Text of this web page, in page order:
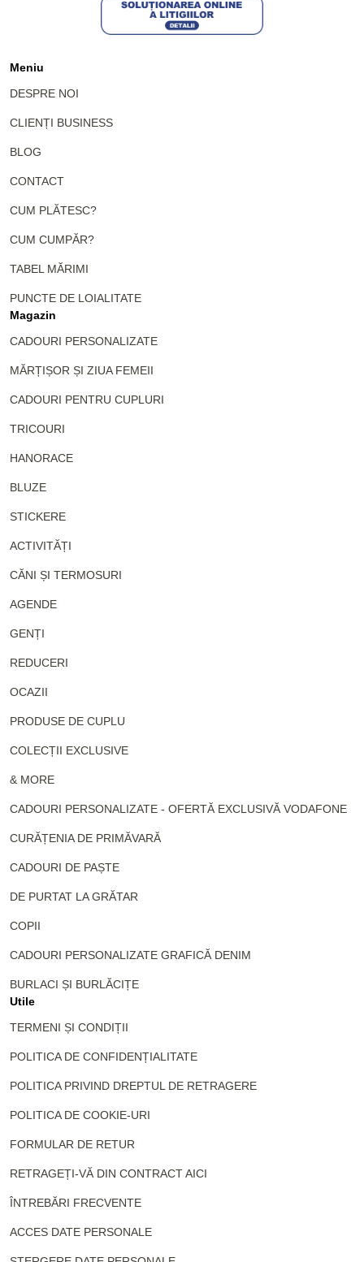
Meniu
DESPRE NOI
CLIENȚI BUSINESS
BLOG
CONTACT
CUM PLĂTESC?
CUM CUMPĂR?
TABEL MĂRIMI
PUNCTE DE LOIALITATE
Magazin
CADOURI PERSONALIZATE
MĂRȚIȘOR ȘI ZIUA FEMEII
CADOURI PENTRU CUPLURI
TRICOURI
HANORACE
BLUZE
STICKERE
ACTIVITĂȚI
CĂNI ȘI TERMOSURI
AGENDE
GENȚI
REDUCERI
OCAZII
PRODUSE DE CUPLU
COLECȚII EXCLUSIVE
& MORE
CADOURI PERSONALIZATE - OFERTĂ EXCLUSIVĂ VODAFONE
CURĂȚENIA DE PRIMĂVARĂ
CADOURI DE PAȘTE
DE PURTAT LA GRĂTAR
COPII
CADOURI PERSONALIZATE GRAFICĂ DENIM
BURLACI ȘI BURLĂCIȚE
Utile
TERMENI ȘI CONDIȚII
POLITICA DE CONFIDENȚIALITATE
POLITICA PRIVIND DREPTUL DE RETRAGERE
POLITICA DE COOKIE-URI
FORMULAR DE RETUR
RETRAGEȚI-VĂ DIN CONTRACT AICI
ÎNTREBĂRI FRECVENTE
ACCES DATE PERSONALE